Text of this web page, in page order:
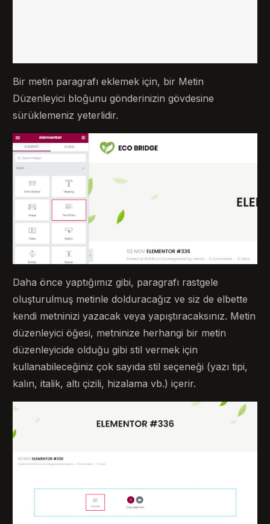
Bir metin paragrafı eklemek için, bir Metin
Düzenleyici bloğunu gönderinizin gövdesine
sürüklemeniz yeterlidir.
Daha önce yaptığımız gibi, paragrafı rastgele
oluşturulmuş metinle dolduracağız ve siz de elbette
kendi metninizi yazacak veya yapıştıracaksınız. Metin
düzenleyici öğesi, metninize herhangi bir metin
düzenleyicide olduğu gibi stil vermek için
kullanabileceğiniz çok sayıda stil seçeneği (yazı tipi,
kalın, italik, altı çizili, hizalama vb.) içerir.